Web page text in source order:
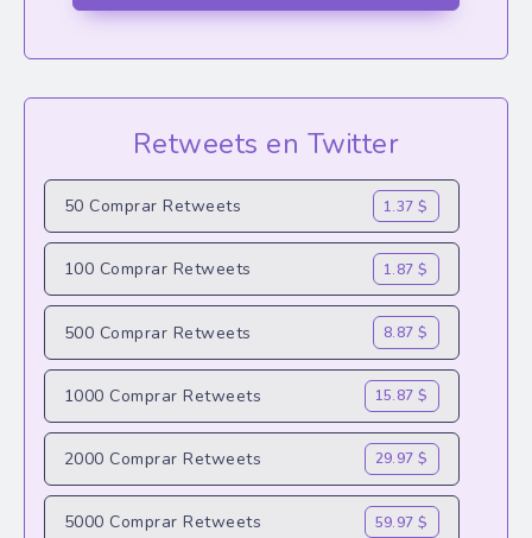
Retweets en Twitter
50 Comprar Retweets 1.37 $
100 Comprar Retweets 1.87 $
500 Comprar Retweets 8.87 $
1000 Comprar Retweets 15.87 $
2000 Comprar Retweets 29.97 $
5000 Comprar Retweets 59.97 $